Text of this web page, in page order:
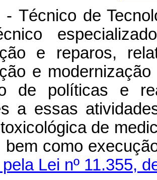
de
e reparos,
e
de políticas e
a essas
de
bem como
Lei nº 11.355,